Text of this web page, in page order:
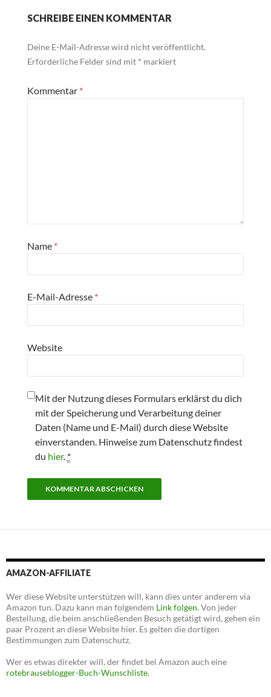
SCHREIBE EINEN KOMMENTAR
Deine E-Mail-Adresse wird nicht veröffentlicht.
Erforderliche Felder sind mit * markiert
Kommentar *
Name *
E-Mail-Adresse *
Website
Mit der Nutzung dieses Formulars erklärst du dich
mit der Speicherung und Verarbeitung deiner
Daten (Name und E-Mail) durch diese Website
einverstanden. Hinweise zum Datenschutz findest
du hier. *
AMAZON-AFFILIATE
Wer diese Website unterstützen will, kann dies unter anderem via
Amazon tun. Dazu kann man folgendem Link folgen. Von jeder
Bestellung, die beim anschließenden Besuch getätigt wird, gehen ein
paar Prozent an diese Website hier. Es gelten die dortigen
Bestimmungen zum Datenschutz.
Wer es etwas direkter will, der findet bei Amazon auch eine
rotebrauseblogger-Buch-Wunschliste.